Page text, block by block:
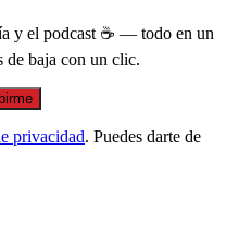
y el podcast ☕ — todo en un
de baja con un clic.
privacidad. Puedes darte de